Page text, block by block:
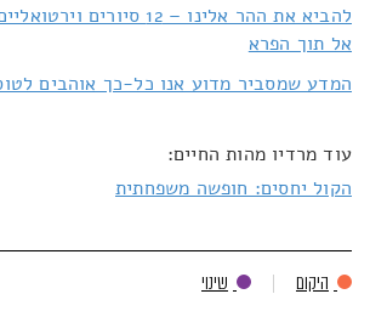
להביא את ההר אלינו – 12
אל תוך הפרא
המדע שמסביר מדוע אנו כל-כך אוהבים
עוד מרדיו מהות החיים:
הקול יחסים: חופשה משפחתית
היקום שינוי